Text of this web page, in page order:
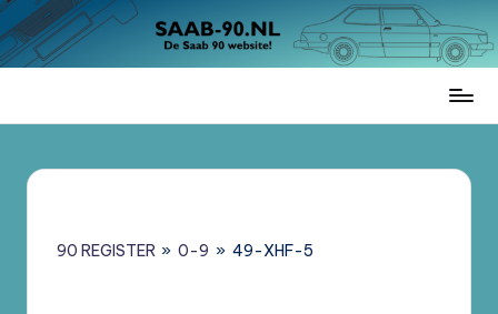
Ga
naar
inhoud
90 REGISTER » 0-9 » 49-XHF-5